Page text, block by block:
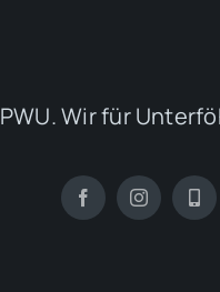
PWU. Wir für